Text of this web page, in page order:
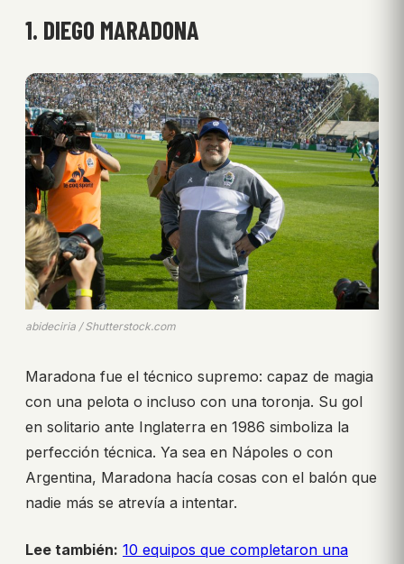
1. DIEGO MARADONA
abideciria / Shutterstock.com
Maradona fue el técnico supremo: capaz de magia
con una pelota o incluso con una toronja. Su gol
en solitario ante Inglaterra en 1986 simboliza la
perfección técnica. Ya sea en Nápoles o con
Argentina, Maradona hacía cosas con el balón que
nadie más se atrevía a intentar.
Lee también: 10 equipos que completaron una